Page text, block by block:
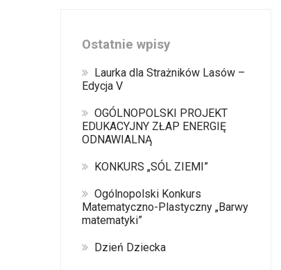
Ostatnie wpisy
Laurka dla Strażników Lasów –
Edycja V
OGÓLNOPOLSKI PROJEKT
EDUKACYJNY ZŁAP ENERGIĘ
ODNAWIALNĄ
KONKURS „SÓL ZIEMI”
Ogólnopolski Konkurs
Matematyczno-Plastyczny „Barwy
matematyki”
Dzień Dziecka